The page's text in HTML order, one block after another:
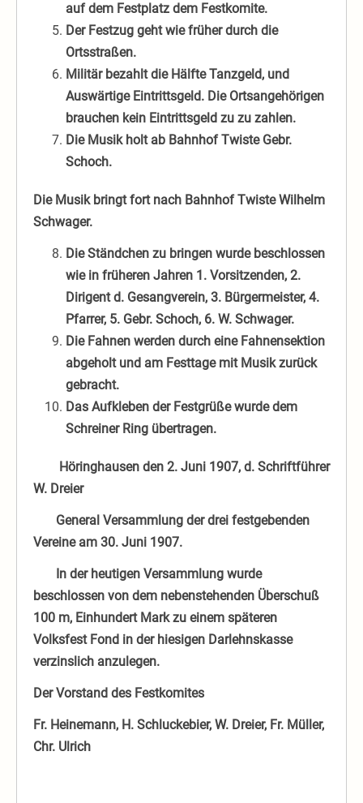
auf dem Festplatz dem Festkomite.
Der Festzug geht wie früher durch die
Ortsstraßen.
Militär bezahlt die Hälfte Tanzgeld, und
Auswärtige Eintrittsgeld. Die Ortsangehörigen
brauchen kein Eintrittsgeld zu zu zahlen.
Die Musik holt ab Bahnhof Twiste Gebr.
Schoch.
Die Musik bringt fort nach Bahnhof Twiste Wilhelm
Schwager.
Die Ständchen zu bringen wurde beschlossen
wie in früheren Jahren 1. Vorsitzenden, 2.
Dirigent d. Gesangverein, 3. Bürgermeister, 4.
Pfarrer, 5. Gebr. Schoch, 6. W. Schwager.
Die Fahnen werden durch eine Fahnensektion
abgeholt und am Festtage mit Musik zurück
gebracht.
Das Aufkleben der Festgrüße wurde dem
Schreiner Ring übertragen.
Höringhausen den 2. Juni 1907, d. Schriftführer
W. Dreier
General Versammlung der drei festgebenden
Vereine am 30. Juni 1907.
In der heutigen Versammlung wurde
beschlossen von dem nebenstehenden Überschuß
100 m, Einhundert Mark zu einem späteren
Volksfest Fond in der hiesigen Darlehnskasse
verzinslich anzulegen.
Der Vorstand des Festkomites
Fr. Heinemann, H. Schluckebier, W. Dreier, Fr. Müller,
Chr. Ulrich